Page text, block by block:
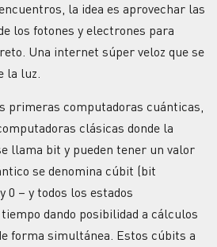
la idea es aprovechar las
los fotones y electrones para
Una internet súper veloz que se
la luz.
primeras computadoras cuánticas,
clásicas donde la
llama bit y pueden tener un valor
se denomina cúbit (bit
0 – y todos los estados
dando posibilidad a cálculos
forma simultánea. Estos cúbits a